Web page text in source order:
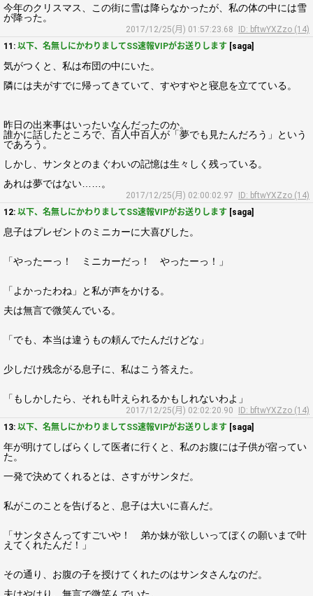
今年のクリスマス、この街に雪は降らなかったが、私の体の中には雪
が降った。
2017/12/25(月) 01:57:23.68
ID: bftwYXZzo (14)
11: 以下、名無しにかわりましてSS速報VIPがお送りします [saga]
気がつくと、私は布団の中にいた。
隣には夫がすでに帰ってきていて、すやすやと寝息を立てている。
昨日の出来事はいったいなんだったのか。
誰かに話したところで、百人中百人が「夢でも見たんだろう」という
であろう。
しかし、サンタとのまぐわいの記憶は生々しく残っている。
あれは夢ではない……。
2017/12/25(月) 02:00:02.97
ID: bftwYXZzo (14)
12: 以下、名無しにかわりましてSS速報VIPがお送りします [saga]
息子はプレゼントのミニカーに大喜びした。
「やったーっ！ ミニカーだっ！ やったーっ！」
「よかったわね」と私が声をかける。
夫は無言で微笑んでいる。
「でも、本当は違うもの頼んでたんだけどな」
少しだけ残念がる息子に、私はこう答えた。
「もしかしたら、それも叶えられるかもしれないわよ」
2017/12/25(月) 02:02:20.90
ID: bftwYXZzo (14)
13: 以下、名無しにかわりましてSS速報VIPがお送りします [saga]
年が明けてしばらくして医者に行くと、私のお腹には子供が宿ってい
た。
一発で決めてくれるとは、さすがサンタだ。
私がこのことを告げると、息子は大いに喜んだ。
「サンタさんってすごいや！ 弟か妹が欲しいってぼくの願いまで叶
えてくれたんだ！」
その通り、お腹の子を授けてくれたのはサンタさんなのだ。